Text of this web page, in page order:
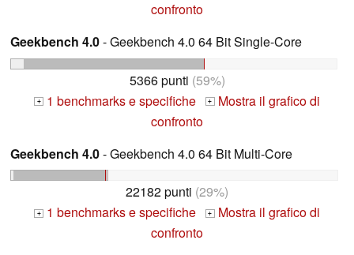
confronto
Geekbench 4.0- Geekbench 4.0 64 Bit Single-Core
5366 punti (59%)
+ 1 benchmarks e specifiche + Mostra il grafico di
confronto
Geekbench 4.0- Geekbench 4.0 64 Bit Multi-Core
22182 punti (29%)
+ 1 benchmarks e specifiche + Mostra il grafico di
confronto